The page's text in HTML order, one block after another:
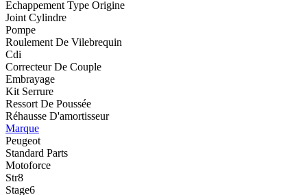
Echappement Type Origine
Joint Cylindre
Pompe
Roulement De Vilebrequin
Cdi
Correcteur De Couple
Embrayage
Kit Serrure
Ressort De Poussée
Réhausse D'amortisseur
Marque
Peugeot
Standard Parts
Motoforce
Str8
Stage6